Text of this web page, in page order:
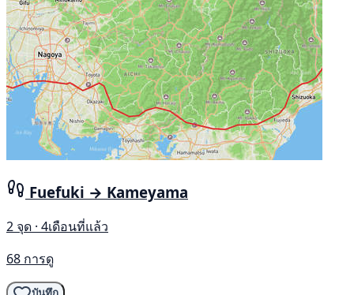
Fuefuki → Kameyama
2 จุด · 4เดือนที่แล้ว
68 การดู